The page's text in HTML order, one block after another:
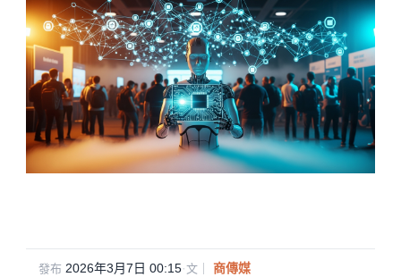
發布 2026年3月7日 00:15·文｜ 商傳媒